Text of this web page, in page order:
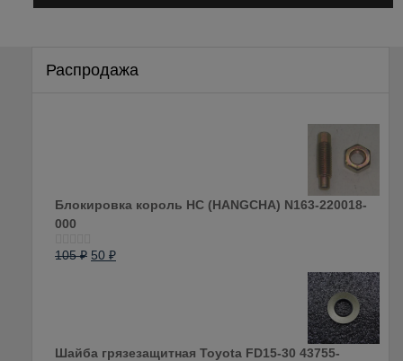
Распродажа
Блокировка король HC (HANGCHA) N163-220018-
000
Оценка
105₽ 50 ₽
Шайба грязезащитная Toyota FD15-30 43755-